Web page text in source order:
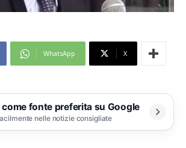
WhatsApp X
fonte preferita su Google
nelle notizie consigliate